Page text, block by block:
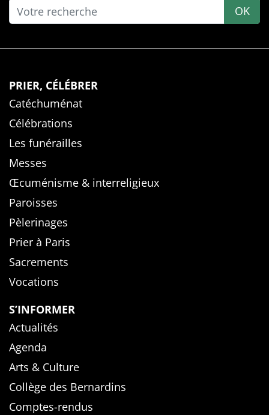
OK
PRIER, CÉLÉBRER
Catéchuménat
Célébrations
Les funérailles
Messes
Œcuménisme & interreligieux
Paroisses
Pèlerinages
Prier à Paris
Sacrements
Vocations
S’INFORMER
Actualités
Agenda
Arts & Culture
Collège des Bernardins
Comptes-rendus